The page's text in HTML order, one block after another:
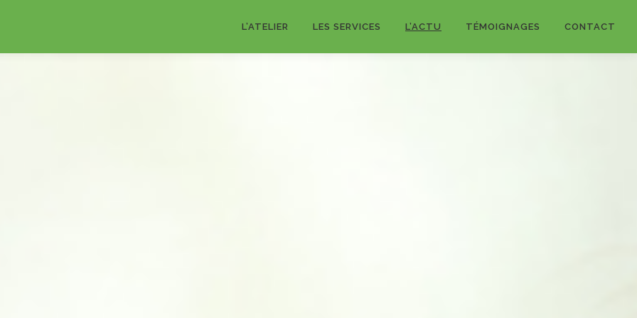
L’ATELIER LES SERVICES L’ACTU TÉMOIGNAGES CONTACT